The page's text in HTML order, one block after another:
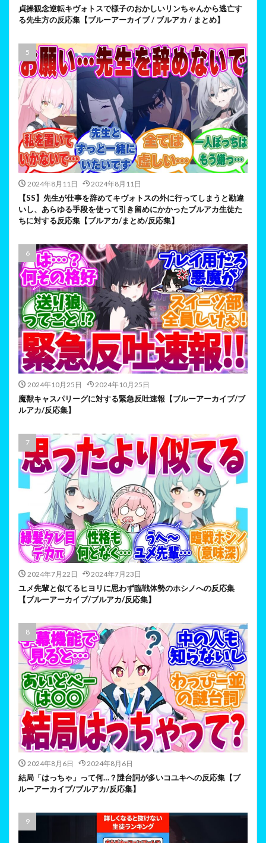
貞操観念逆転キヴォトスで様子のおかしいリンちゃんから逃亡す
る先生方の反応集【ブルーアーカイブ / ブルアカ / まとめ】
2024年8月11日 2024年8月11日
【SS】先生が仕事を辞めてキヴォトスの外に行ってしまうと勘違
いし、あらゆる手段を使って引き留めにかかったブルアカ生徒た
ちに対する反応集【ブルアカ/まとめ/反応集】
2024年10月25日 2024年10月25日
魔獣キャスパリーグに対する緊急反吐速報【ブルーアーカイブ/ブ
ルアカ/反応集】
2024年7月22日 2024年7月23日
ユメ先輩と似てるヒヨリに思わず臨戦体勢のホシノへの反応集
【ブルーアーカイブ/ブルアカ/反応集】
2024年8月6日 2024年8月6日
結局「はっちゃ」って何…？謎台詞が多いコユキへの反応集【ブ
ルーアーカイブ/ブルアカ/反応集】